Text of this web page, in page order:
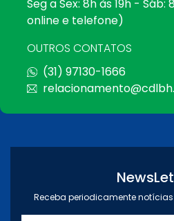
Seg a Sex: 8h às 19h -
online e telefone)
OUTROS CONTATOS
(31) 97130-1666
Receba periodicamente notícias